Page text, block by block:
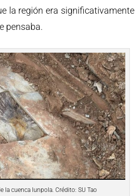
la región era significativamente
pensaba.
la cuenca lunpola. Crédito: SU Tao